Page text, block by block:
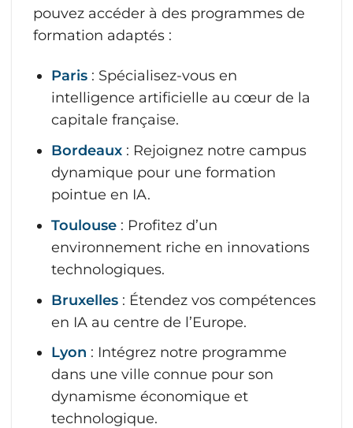
pouvez accéder à des programmes de
formation adaptés :
Paris : Spécialisez-vous en
intelligence artificielle au cœur de la
capitale française.
Bordeaux : Rejoignez notre campus
dynamique pour une formation
pointue en IA.
Toulouse : Profitez d’un
environnement riche en innovations
technologiques.
Bruxelles : Étendez vos compétences
en IA au centre de l’Europe.
Lyon : Intégrez notre programme
dans une ville connue pour son
dynamisme économique et
technologique.